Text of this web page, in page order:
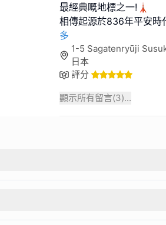
最經典嘅地標之一!🗼
相傳起源於836年平安時
多
1-5 Sagatenryūji
日本
評分
顯示所有留言(3)...